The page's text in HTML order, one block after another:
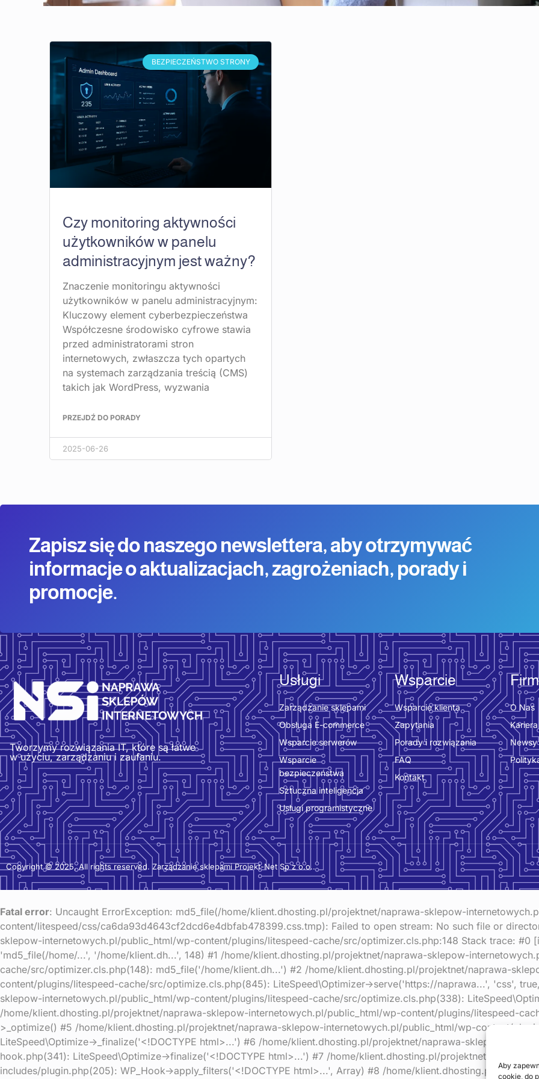
Aby
cookie, do
BEZPIECZEŃSTWO STRONY
Czy monitoring aktywności
użytkowników w panelu
administracyjnym jest ważny?
Znaczenie monitoringu aktywności
użytkowników w panelu administracyjnym:
Kluczowy element cyberbezpieczeństwa
Współczesne środowisko cyfrowe stawia
przed administratorami stron
internetowych, zwłaszcza tych opartych
na systemach zarządzania treścią (CMS)
takich jak WordPress, wyzwania
PRZEJDŹ DO PORADY
2025-06-26
Zapisz się do naszego newslettera, aby otrzymywać
informacje o aktualizacjach, zagrożeniach, porady i
promocje.
Tworzymy rozwiązania IT, które są łatwe
w użyciu, zarządzaniu i zaufaniu.
Usługi
Zarządzanie sklepami
Obsługa E-commerce
Wsparcie serwerów
Wsparcie
bezpieczeństwa
Sztuczna inteligencja
Usługi programistyczne
Wsparcie
Wsparcie klienta
Zapytania
Porady i rozwiązania
FAQ
Kontakt
O Nas
Kariera
Newsy
Copyright © 2025, All rights reserved. Zarządzanie sklepami Projekt-Net Sp z o.o..
Fatal error: Uncaught ErrorException: md5_file(/home/klient.dhosting.pl/projektnet/naprawa-sklepow-
content/litespeed/css/ca6da93d4643cf2dcd6e4dbfab478399.css.tmp): Failed to open stream: No such file or
sklepow-internetowych.pl/public_html/wp-content/plugins/litespeed-cache/src/optimizer.cls.php:148 Stack trace: #0
'md5_file(/home/...', '/home/klient.dh...', 148) #1 /home/klient.dhosting.pl/projektnet/naprawa-sklepow-
cache/src/optimizer.cls.php(148): md5_file('/home/klient.dh...') #2 /home/klient.dhosting.pl/projektnet/naprawa-
content/plugins/litespeed-cache/src/optimize.cls.php(845): LiteSpeed\Optimizer->serve('https://naprawa...', 'css',
sklepow-internetowych.pl/public_html/wp-content/plugins/litespeed-cache/src/optimize.cls.php(338):
/home/klient.dhosting.pl/projektnet/naprawa-sklepow-internetowych.pl/public_html/wp-content/plugins/litespeed-
>_optimize() #5 /home/klient.dhosting.pl/projektnet/naprawa-sklepow-internetowych.pl/public_html/wp-content/
LiteSpeed\Optimize->_finalize('<!DOCTYPE html>...') #6 /home/klient.dhosting.pl/projektnet/naprawa-sklepow-
hook.php(341): LiteSpeed\Optimize->finalize('<!DOCTYPE html>...') #7 /home/klient.dhosting.pl/projektnet/naprawa-
includes/plugin.php(205): WP_Hook->apply_filters('<!DOCTYPE html>...', Array) #8 /home/klient.dhosting.pl/